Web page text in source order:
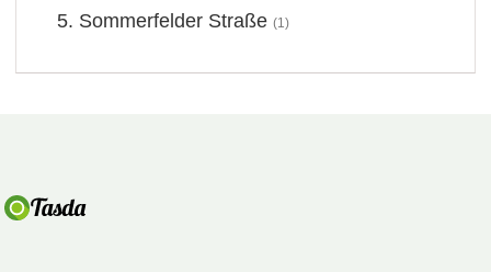
Sommerfelder Straße (1)